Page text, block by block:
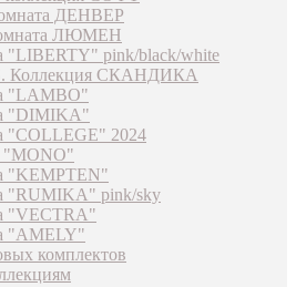
ДЕНВЕР
ЛЮМЕН
"LIBERTY" pink/black/white
Коллекция СКАНДИКА
"LAMBO"
"DIMIKA"
"COLLEGE" 2024
"MONO"
"KEMPTEN"
"RUMIKA" pink/sky
"VECTRA"
"AMELY"
комплектов